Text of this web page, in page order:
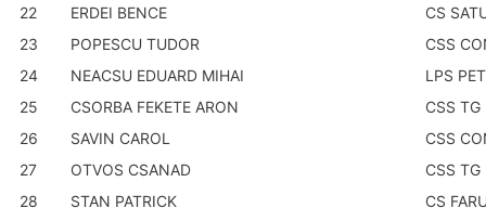
22
ERDEI BENCE
CS
23
POPESCU TUDOR
CSS
24
NEACSU EDUARD MIHAI
LPS
25
CSORBA FEKETE ARON
CSS TG
26
SAVIN CAROL
CSS
27
OTVOS CSANAD
CSS TG
28
STAN PATRICK
CS